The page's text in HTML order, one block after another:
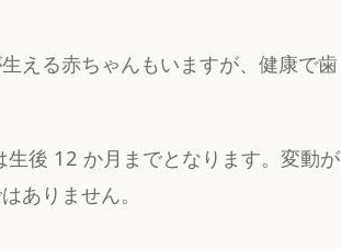
える赤ちゃんもいますが、健康で歯
後 12 か月までとなります。変動が
ありません。